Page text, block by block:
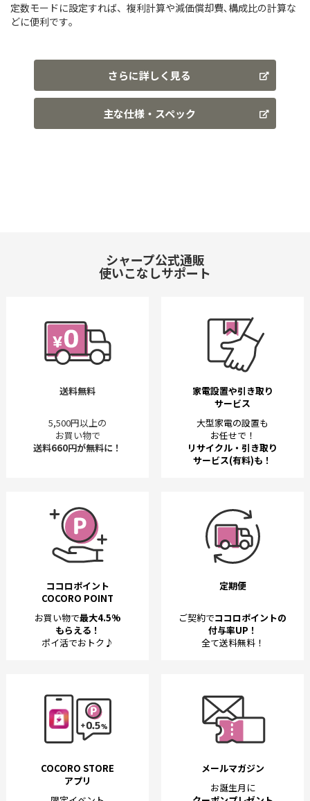
定数モードに設定すれば、複利計算や減価償却費､構成比の計算な
どに便利です｡
さらに詳しく見る
主な仕様・スペック
シャープ公式通販
使いこなしサポート
送料無料
5,500円以上の
お買い物で
送料660円が無料に！
家電設置や引き取り
サービス
大型家電の設置も
お任せで！
リサイクル・引き取り
サービス(有料)も！
ココロポイント
COCORO POINT
お買い物で最大4.5%
もらえる！
ポイ活でおトク♪
定期便
ご契約でココロポイントの
付与率UP！
全て送料無料！
COCORO STORE
アプリ
メールマガジン
お誕生月に